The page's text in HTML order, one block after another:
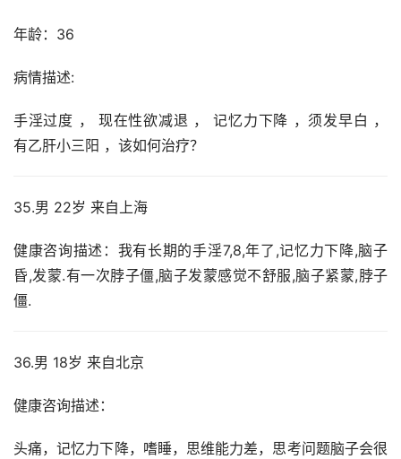
年龄：36
病情描述:
手淫过度 ， 现在性欲减退 ， 记忆力下降 ，须发早白 ，
有乙肝小三阳 ，该如何治疗？
35.男 22岁 来自上海
健康咨询描述：我有长期的手淫7,8,年了,记忆力下降,脑子
昏,发蒙.有一次脖子僵,脑子发蒙感觉不舒服,脑子紧蒙,脖子
僵.
36.男 18岁 来自北京
健康咨询描述：
头痛，记忆力下降，嗜睡，思维能力差，思考问题脑子会很